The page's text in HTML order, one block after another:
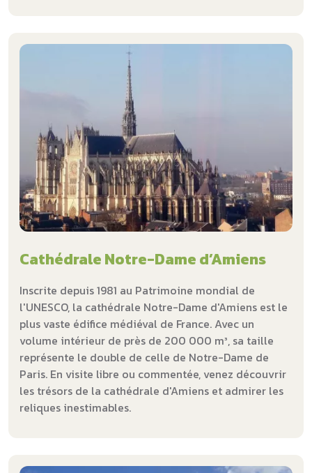
Cathédrale Notre-Dame d’Amiens
Inscrite depuis 1981 au Patrimoine mondial de
l'UNESCO, la cathédrale Notre-Dame d'Amiens est le
plus vaste édifice médiéval de France. Avec un
volume intérieur de près de 200 000 m³, sa taille
représente le double de celle de Notre-Dame de
Paris. En visite libre ou commentée, venez découvrir
les trésors de la cathédrale d'Amiens et admirer les
reliques inestimables.